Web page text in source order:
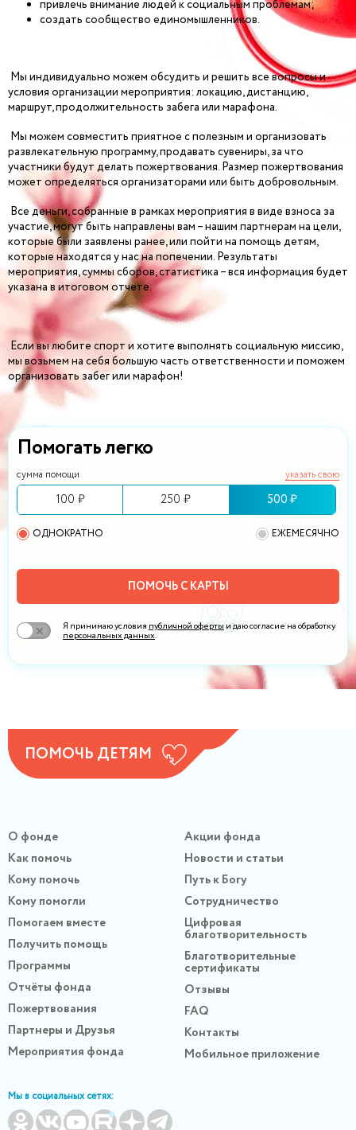
Помогать легко
сумма помощи указать свою
100 ₽ 250 ₽ 500 ₽
ОДНОКРАТНО ЕЖЕМЕСЯЧНО
ПОМОЧЬ С КАРТЫ
Я принимаю условия публичной оферты и даю согласие на обработку
персональных данных.
привлечь внимание людей к социальным проблемам;
создать сообщество единомышленников.
Мы индивидуально можем обсудить и решить все вопросы и
условия организации мероприятия: локацию, дистанцию,
маршрут, продолжительность забега или марафона.
Мы можем совместить приятное с полезным и организовать
развлекательную программу, продавать сувениры, за что
участники будут делать пожертвования. Размер пожертвования
может определяться организаторами или быть добровольным.
Все деньги, собранные в рамках мероприятия в виде взноса за
участие, могут быть направлены вам – нашим партнерам на цели,
которые были заявлены ранее, или пойти на помощь детям,
которые находятся у нас на попечении. Результаты
мероприятия, суммы сборов, статистика – вся информация будет
указана в итоговом отчете.
Если вы любите спорт и хотите выполнять социальную миссию,
мы возьмем на себя большую часть ответственности и поможем
организовать забег или марафон!
ПОМОЧЬ ДЕТЯМ
О фонде
Как помочь
Кому помочь
Кому помогли
Помогаем вместе
Получить помощь
Программы
Отчёты фонда
Пожертвования
Партнеры и Друзья
Мероприятия фонда
Акции фонда
Новости и статьи
Путь к Богу
Сотрудничество
Цифровая
благотворительность
Благотворительные
сертификаты
Отзывы
FAQ
Контакты
Мобильное приложение
Мы в социальных сетях: